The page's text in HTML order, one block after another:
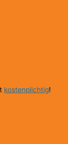
kostenplichtig!